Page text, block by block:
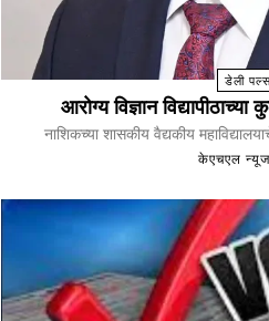
डेली
आरोग्य विज्ञान
नाशिकच्या शासकीय वैद्यकीय
केएचएल न्यूज